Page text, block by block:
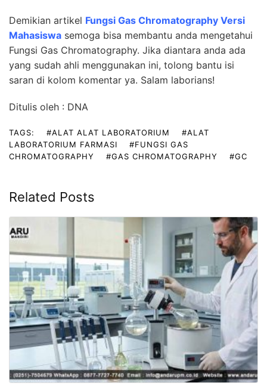
Demikian artikel Fungsi Gas Chromatography Versi
Mahasiswa semoga bisa membantu anda mengetahui
Fungsi Gas Chromatography. Jika diantara anda ada
yang sudah ahli menggunakan ini, tolong bantu isi
saran di kolom komentar ya. Salam laborians!
Ditulis oleh : DNA
TAGS: #ALAT ALAT LABORATORIUM
#ALAT
LABORATORIUM FARMASI
#FUNGSI GAS
CHROMATOGRAPHY
#GAS CHROMATOGRAPHY #GC
Related Posts